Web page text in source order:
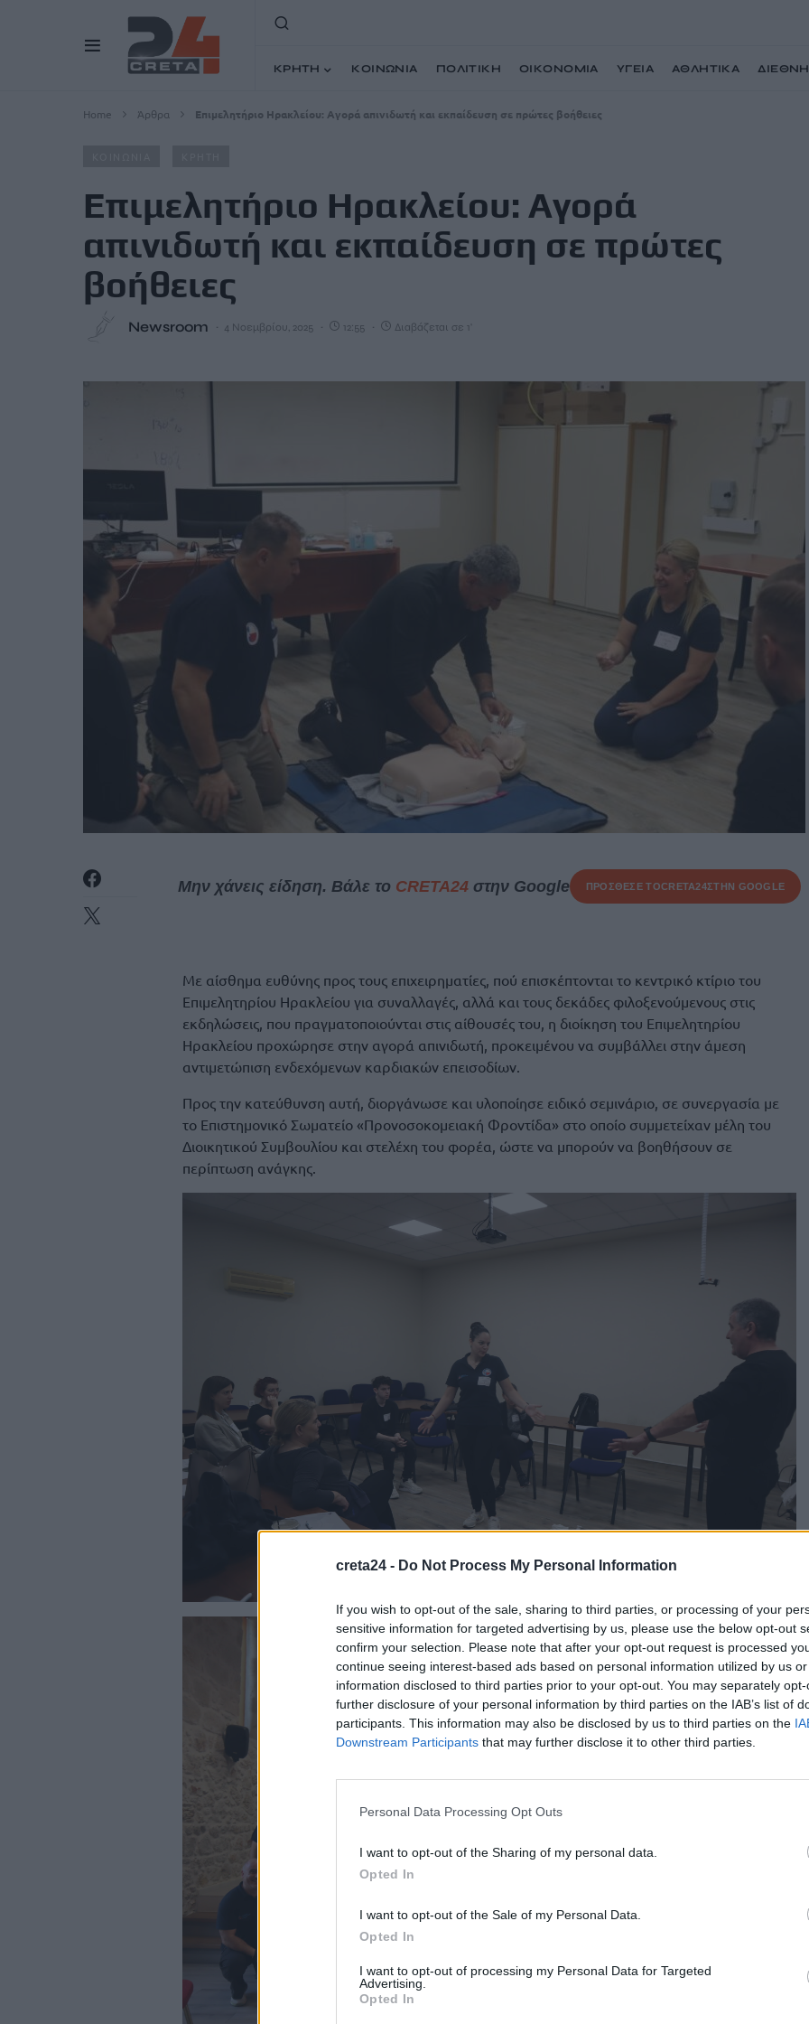
creta24 - Do Not Process My Personal Information
If you wish to opt-out of the sale, sharing to third parties, or processing of your
sensitive information for targeted advertising by us, please use the below opt-out
confirm your selection. Please note that after your opt-out request is processed
continue seeing interest-based ads based on personal information utilized by us
information disclosed to third parties prior to your opt-out. You may separately
further disclosure of your personal information by third parties on the IAB’s list of
participants. This information may also be disclosed by us to third parties on the
Downstream Participants that may further disclose it to other third parties.
Personal Data Processing Opt Outs
I want to opt-out of the Sharing of my personal data.
Opted In
I want to opt-out of the Sale of my Personal Data.
Opted In
I want to opt-out of processing my Personal Data for Targeted
Advertising.
Opted In
ΚΡΗΤΗ ΚΟΙΝΩΝΙΑ ΠΟΛΙΤΙΚΗ ΟΙΚΟΝΟΜΙΑ ΥΓΕΙΑ ΑΘΛΗΤΙΚΑ ΔΙΕΘΝΗ
Home Άρθρα Επιμελητήριο Ηρακλείου: Αγορά απινιδωτή και εκπαίδευση σε πρώτες βοήθειες
Επιμελητήριο Ηρακλείου: Αγορά
απινιδωτή και εκπαίδευση σε πρώτες
βοήθειες
Newsroom 4 Νοεμβρίου, 2025 12:55 Διαβάζεται σε 1'
Μην χάνεις είδηση. Βάλε το CRETA24στην Google ΠΡΟΣΘΕΣΕ ΤΟCRETA24ΣΤΗΝ GOOGLE
Με αίσθημα ευθύνης προς τους επιχειρηματίες, πού επισκέπτονται το κεντρικό κτίριο του
Επιμελητηρίου Ηρακλείου για συναλλαγές, αλλά και τους δεκάδες φιλοξενούμενους στις
εκδηλώσεις, που πραγματοποιούνται στις αίθουσές του, η διοίκηση του Επιμελητηρίου
Ηρακλείου προχώρησε στην αγορά απινιδωτή, προκειμένου να συμβάλλει στην άμεση
αντιμετώπιση ενδεχόμενων καρδιακών επεισοδίων.
Προς την κατεύθυνση αυτή, διοργάνωσε και υλοποίησε ειδικό σεμινάριο, σε συνεργασία με
το Επιστημονικό Σωματείο «Προνοσοκομειακή Φροντίδα» στο οποίο συμμετείχαν μέλη του
Διοικητικού Συμβουλίου και στελέχη του φορέα, ώστε να μπορούν να βοηθήσουν σε
περίπτωση ανάγκης.